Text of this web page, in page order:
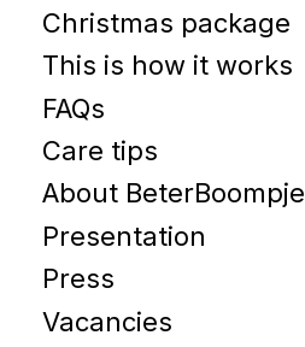
Christmas package
This is how it works
FAQs
Care tips
About BeterBoompje
Presentation
Press
Vacancies